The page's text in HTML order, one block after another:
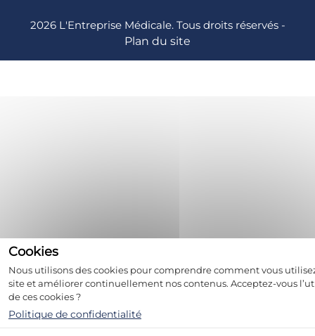
2026 L'Entreprise Médicale. Tous droits réservés -
Plan du site
Nous utilisons des cookies pour comprendre comment vous
site et améliorer continuellement nos contenus. Acceptez-vous
de ces cookies ?
Politique de confidentialité